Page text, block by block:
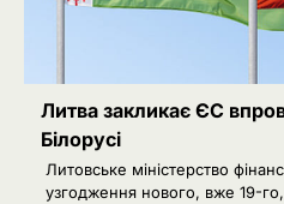
Литва закликає ЄС
Білорусі
Литовське міністерство
узгодження нового, вже 19-го,
Сенат
санкцій
Ivanov
5
року: які
вигляд
Ivanov